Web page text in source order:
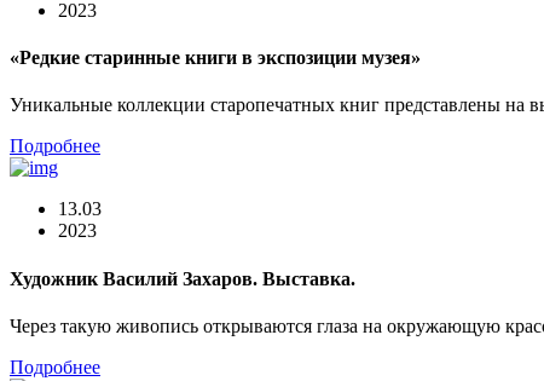
2023
«Редкие старинные книги в экспозиции музея»
Уникальные коллекции старопечатных книг представлены на
Подробнее
13.03
2023
Художник Василий Захаров. Выставка.
Через такую живопись открываются глаза на окружающую
Подробнее